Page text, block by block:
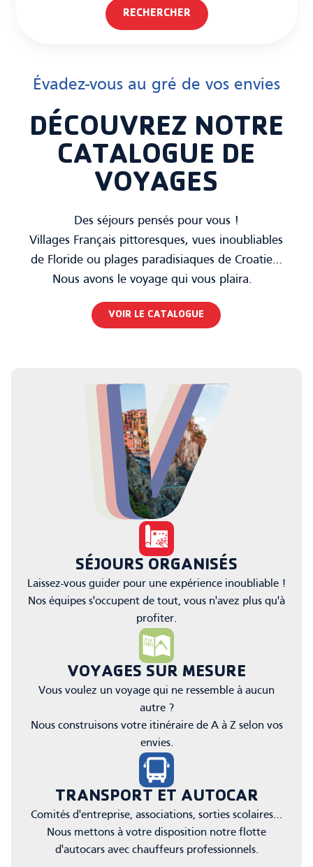
RECHERCHER
Évadez-vous au gré de vos envies
DÉCOUVREZ NOTRE
CATALOGUE DE
VOYAGES
Des séjours pensés pour vous !
Villages Français pittoresques, vues inoubliables
de Floride ou plages paradisiaques de Croatie…
Nous avons le voyage qui vous plaira.
VOIR LE CATALOGUE
SÉJOURS ORGANISÉS
Laissez-vous guider pour une expérience inoubliable !
Nos équipes s'occupent de tout, vous n'avez plus qu'à
profiter.
VOYAGES SUR MESURE
Vous voulez un voyage qui ne ressemble à aucun
autre ?
Nous construisons votre itinéraire de A à Z selon vos
envies.
TRANSPORT ET AUTOCAR
Comités d'entreprise, associations, sorties scolaires…
Nous mettons à votre disposition notre flotte
d'autocars avec chauffeurs professionnels.